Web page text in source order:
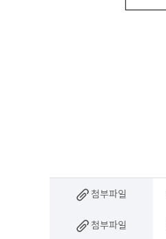
첨부파일
첨부파일